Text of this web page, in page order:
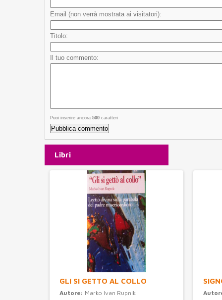
Email (non verrà mostrata ai visitatori):
Titolo:
Il tuo commento:
Puoi inserire ancora 500 caratteri
Libri
GLI SI GETTO AL COLLO
Autore: Marko Ivan Rupnik